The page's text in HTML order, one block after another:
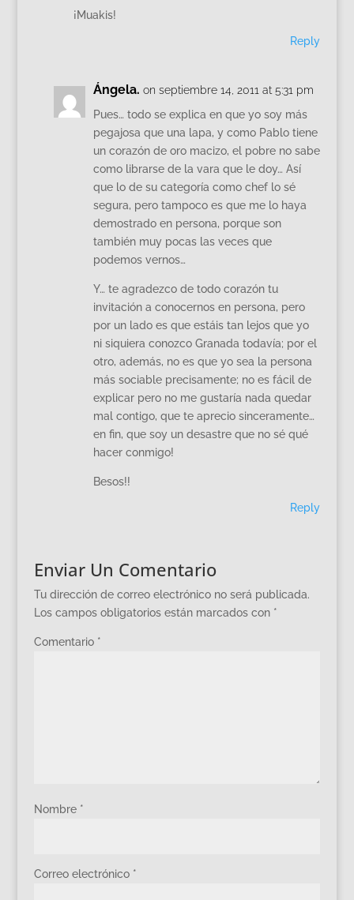
¡Muakis!
Reply
Ángela. on septiembre 14, 2011 at 5:31 pm
Pues… todo se explica en que yo soy más
pegajosa que una lapa, y como Pablo tiene
un corazón de oro macizo, el pobre no sabe
como librarse de la vara que le doy… Así
que lo de su categoría como chef lo sé
segura, pero tampoco es que me lo haya
demostrado en persona, porque son
también muy pocas las veces que
podemos vernos…
Y… te agradezco de todo corazón tu
invitación a conocernos en persona, pero
por un lado es que estáis tan lejos que yo
ni siquiera conozco Granada todavía; por el
otro, además, no es que yo sea la persona
más sociable precisamente; no es fácil de
explicar pero no me gustaría nada quedar
mal contigo, que te aprecio sinceramente…
en fin, que soy un desastre que no sé qué
hacer conmigo!
Besos!!
Reply
Enviar Un Comentario
Tu dirección de correo electrónico no será publicada.
Los campos obligatorios están marcados con *
Comentario *
Nombre *
Correo electrónico *